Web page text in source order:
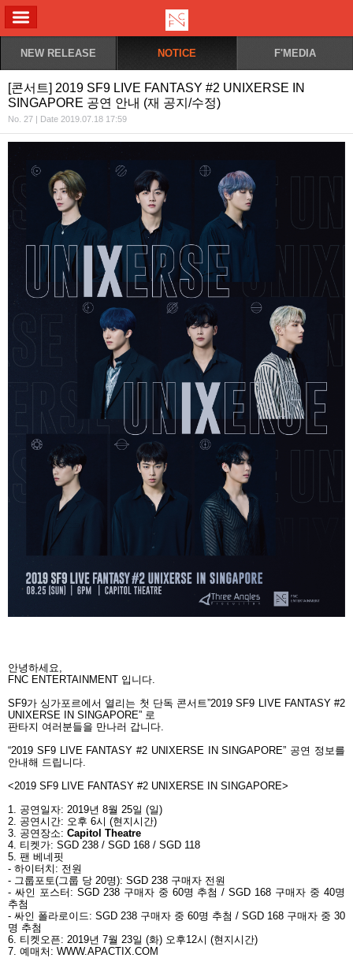
NEW RELEASE NOTICE F'MEDIA
[콘서트] 2019 SF9 LIVE FANTASY #2 UNIXERSE IN
SINGAPORE 공연 안내 (재 공지/수정)
No. 27 | Date 2019.07.18 17:59
안녕하세요
FNC ENTERTAINMENT 입니다
SF9가 싱가포르에서 열리는 첫 단독 콘서트”2019 SF9 LIVE FANTASY #2
UNIXERSE IN SINGAPORE” 로
판타지 여러분들을 만나러 갑니다
“2019 SF9 LIVE FANTASY #2 UNIXERSE IN SINGAPORE” 공연 정보를
안내해 드립니다
<2019 SF9 LIVE FANTASY #2 UNIXERSE IN SINGAPORE>
1.
공연일자: 2019년 8월 25일 (일)
2. 공연시간: 오후 6시 (현지시간)
3. 공연장소: Capitol Theatre
4. 티켓가: SGD 238 / SGD 168 / SGD 118
5. 팬 베네핏
- 하이터치 : 전원
- 그룹포토(그룹 당 20명): SGD 238 구매자 전원
- 싸인 포스터 : SGD 238 구매자 중 60명 추첨 / SGD 168 구매자 중 40명
추첨
- 싸인 폴라로이드 : SGD 238 구매자 중 60명 추첨 / SGD 168 구매자 중 30
명 추첨
6. 티켓오픈: 2019년 7월 23일 (화) 오후12시 (현지시간)
7. 예매처 : WWW.APACTIX.COM